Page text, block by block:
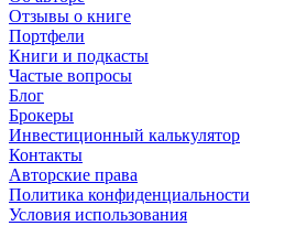
Отзывы о книге
Портфели
Книги и подкасты
Частые вопросы
Блог
Брокеры
Инвестиционный калькулятор
Контакты
Авторские права
Политика конфиденциальности
Условия использования